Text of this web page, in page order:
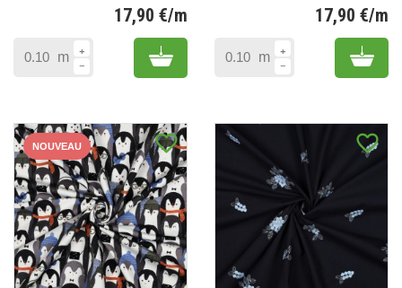
17,90 €/m
m Add to cart
17,90 €/m
m Add
favorite_border
NOUVEAU favorite_border